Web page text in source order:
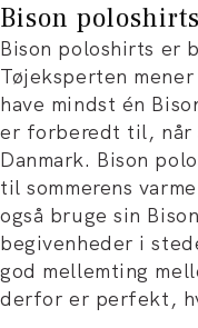
Bison
Bison poloshirts er
Tøjeksperten
have mindst én
er forberedt til, når
Danmark. Bison
til sommerens
også bruge sin
begivenheder i
god mellemting
derfor er perfekt,